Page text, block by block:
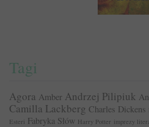
Tagi
Agora Amber Andrzej Pilipiuk
Camilla Lackberg Charles Dickens
Esteri Fabryka Słów Harry Potter imprezy